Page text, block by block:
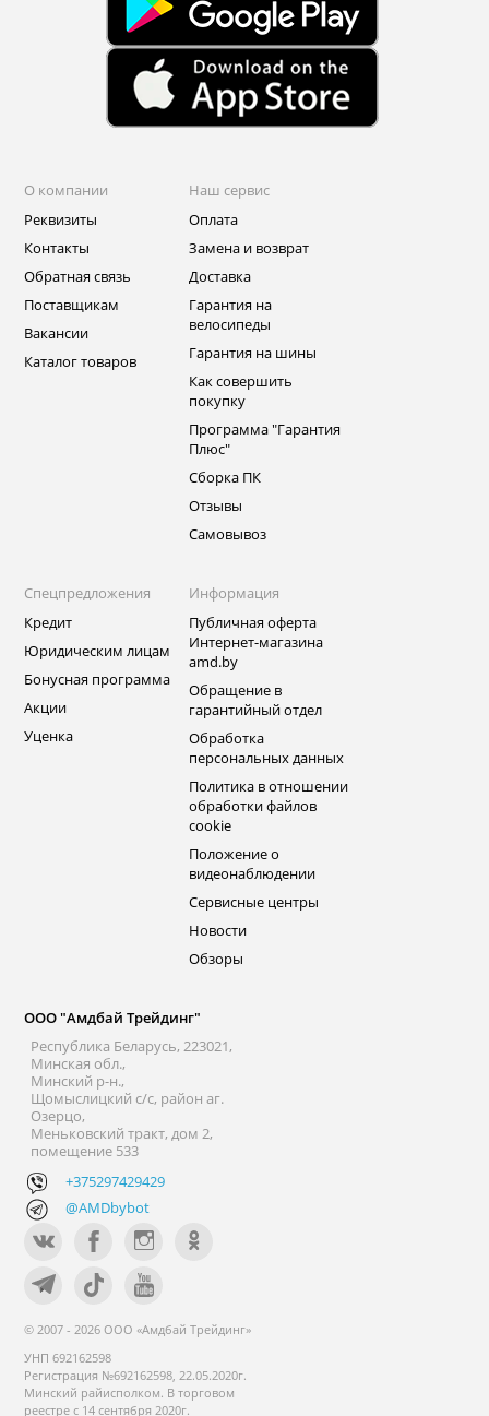
О компании
Реквизиты
Контакты
Обратная связь
Поставщикам
Вакансии
Каталог товаров
Наш сервис
Оплата
Замена и возврат
Доставка
Гарантия на
велосипеды
Гарантия на шины
Как совершить
покупку
Программа "Гарантия
Плюс"
Сборка ПК
Отзывы
Самовывоз
Спецпредложения
Кредит
Юридическим лицам
Бонусная программа
Акции
Уценка
Информация
Публичная оферта
Интернет-магазина
amd.by
Обращение в
гарантийный отдел
Обработка
персональных данных
Политика в отношении
обработки файлов
cookie
Положение о
видеонаблюдении
Сервисные центры
Новости
Обзоры
ООО "Амдбай Трейдинг"
Республика Беларусь, 223021,
Минская обл.,
Минский р-н.,
Щомыслицкий с/с, район аг.
Озерцо,
Меньковский тракт, дом 2,
помещение 533
+375297429429
@AMDbybot
© 2007 - 2026 ООО «Амдбай Трейдинг»
УНП 692162598
Регистрация №692162598, 22.05.2020г.
Минский райисполком. В торговом
реестре с 14 сентября 2020г.